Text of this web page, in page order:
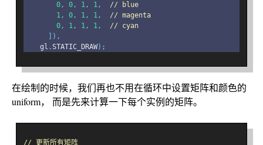
0, 0, 1, 1,
// blue
1, 0, 1, 1,
// magenta
0, 1, 1, 1,
// cyan
]),
    gl
.STATIC_DRAW);
在绘制的时候，我们再也不用在循环中设置矩阵和颜色的
uniform， 而是先来计算一下每个实例的矩阵。
// 更新所有矩阵